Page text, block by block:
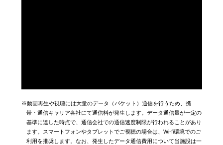
※動画再生や視聴には大量のデータ（パケット）通信を行うため、携
帯・通信キャリア各社にて通信料が発生します。データ通信量が一定の
基準に達した時点で、通信会社での通信速度制限が行われることがあり
ます。スマートフォンやタブレットでご視聴の場合は、Wi-fi環境でのご
利用を推奨します。なお、発生したデータ通信費用について当施設は一